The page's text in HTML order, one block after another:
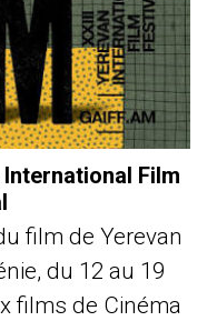
Film
film de Yerevan
du 12 au 19
films de Cinéma